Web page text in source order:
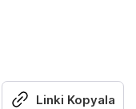
Linki Kopyala